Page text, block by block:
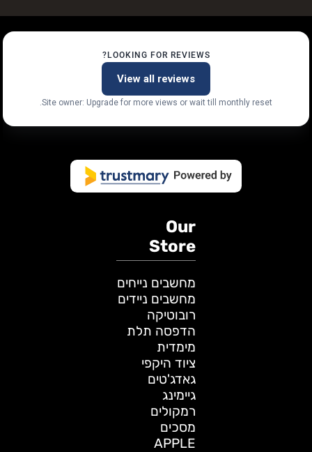
LOOKING FOR REVIEWS?
View all reviews
Site owner: Upgrade for more views or wait till monthly reset.
Our
Store
מחשבים נייחים
מחשבים ניידים
רובוטיקה
הדפסה תלת
מימדית
ציוד היקפי
גאדג'טים
גיימינג
רמקולים
מסכים
APPLE